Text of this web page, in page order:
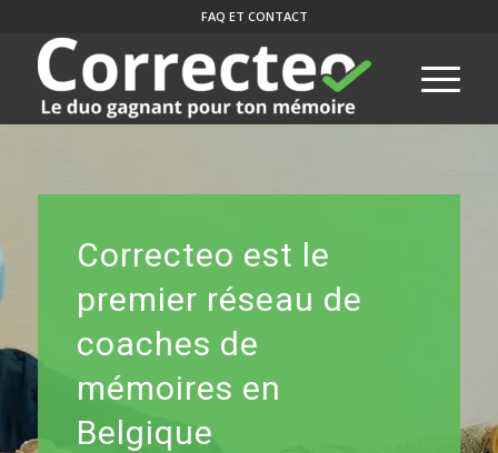
FAQ ET CONTACT
Correcteo est le
premier réseau de
coaches de
mémoires en
Belgique